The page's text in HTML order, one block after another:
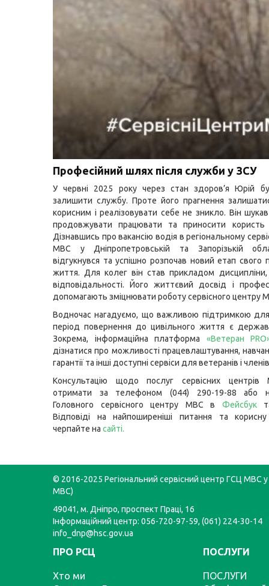
Професійний шлях після служби у ЗСУ
У червні 2025 року через стан здоров’я Юрій
залишити службу. Проте його прагнення
корисним і реалізовувати себе не зникло. Він
продовжувати працювати та приносити користь
Дізнавшись про вакансію водія в регіональному
МВС у Дніпропетровській та Запорізькій
відгукнувся та успішно розпочав новий етап свого
життя. Для колег він став прикладом дисципліни,
відповідальності. Його життєвий досвід і
допомагають зміцнювати роботу сервісного центру
Водночас нагадуємо, що важливою підтримкою для
період повернення до цивільного життя є
Зокрема, інформаційна платформа «Ветеран
дізнатися про можливості працевлаштування,
гарантії та інші доступні сервіси для ветеранів і
Консультацію щодо послуг сервісних
отримати за телефоном (044) 290-19-88 або
Головного сервісного центру МВС в Фейсбук
Відповіді на найпоширеніші питання та
черпайте на сайті.
© 2016-2025 Регіональний сервісний центр ГСЦ МВС у
МВС)
49041, м. Дніпро, проспект Праці, 16
Інформаційний центр: 056-720-97-59, (061) 224-30-14
info_dnp@hsc.gov.ua
ПРО РСЦ
Хто ми
ПОСЛУГИ
ПОСЛУГИ